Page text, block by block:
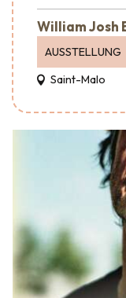
William Josh
AUSSTELLUNG
Saint-Malo